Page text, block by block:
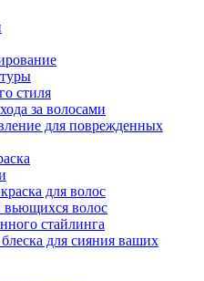
стиля
за волосами
для поврежденных
для волос
вьющихся волос
стайлинга
для сияния ваших